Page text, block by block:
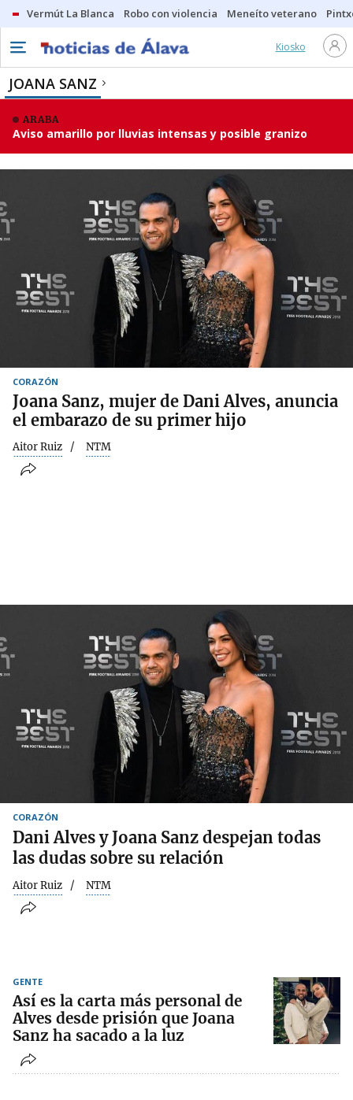
Vermút La Blanca Robo con violencia Meneíto veterano
Kiosko
JOANA SANZ
ARABA
Aviso amarillo por lluvias intensas y posible granizo
CORAZÓN
Joana Sanz, mujer de Dani Alves, anuncia
el embarazo de su primer hijo
Aitor Ruiz NTM
CORAZÓN
Dani Alves y Joana Sanz despejan todas
las dudas sobre su relación
Aitor Ruiz NTM
GENTE
Así es la carta más personal de
Alves desde prisión que Joana
Sanz ha sacado a la luz